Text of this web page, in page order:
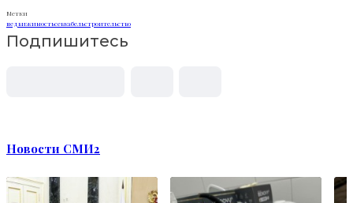
Метки
недвижимостьсевкабельстроительство
Подпишитесь
Новости СМИ2